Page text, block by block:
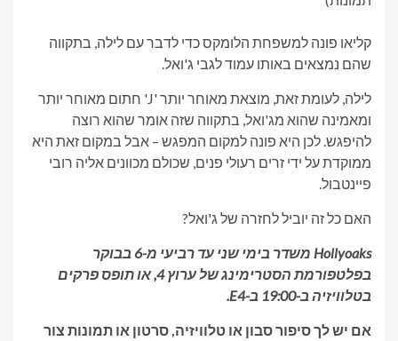
קליאו פונה למשפחת הלומקס כדי לדבר עם לילה, בתקווה
שהם נמצאים באותו עמוד לגבי ג'ואל.
לילה, לעומת זאת, מוצאת מאוחר יותר 'J' חתום מאוחר יותר
ומאמינה שהוא מג'ואל, בתקווה שזה אומר שהוא רוצה
להיפגש. לכן היא פונה למקום המפגש – אבל במקום זאת היא
ממוקדת על ידי זרים רעולי פנים, שכולם מכוונים אליה רובי
פיינטבול.
האם כל זה יוביל לחזרה של ג'ואל?
Hollyoaks משדר בימי שני עד רביעי מ-6 בבוקר
בפלטפורמת הסטרימינג של ערוץ 4, או תופס פרקים
בטלוויזיה ב-19:00 ב-E4.
אם יש לך סיפור סבון או טלוויזיה, סרטון או תמונות צור